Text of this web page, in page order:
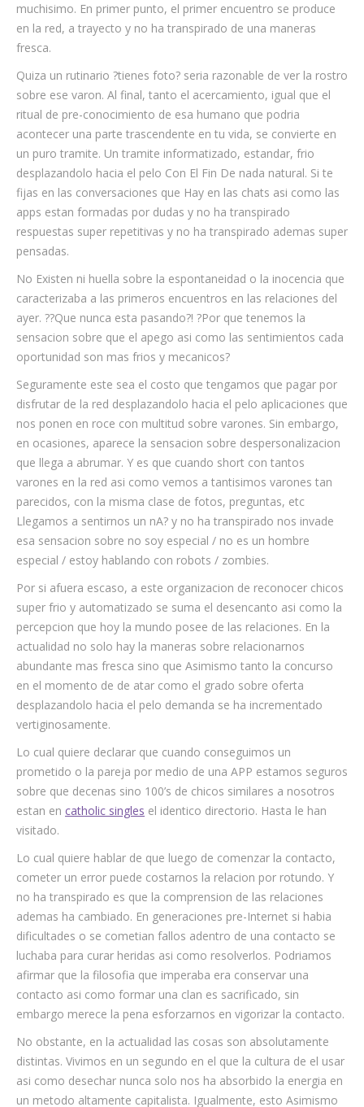
muchisimo. En primer punto, el primer encuentro se produce
en la red, a trayecto y no ha transpirado de una maneras
fresca.
Quiza un rutinario ?tienes foto? seria razonable de ver la rostro
sobre ese varon. Al final, tanto el acercamiento, igual que el
ritual de pre-conocimiento de esa humano que podria
acontecer una parte trascendente en tu vida, se convierte en
un puro tramite. Un tramite informatizado, estandar, frio
desplazandolo hacia el pelo Con El Fin De nada natural. Si te
fijas en las conversaciones que Hay en las chats asi como las
apps estan formadas por dudas y no ha transpirado
respuestas super repetitivas y no ha transpirado ademas super
pensadas.
No Existen ni huella sobre la espontaneidad o la inocencia que
caracterizaba a las primeros encuentros en las relaciones del
ayer. ??Que nunca esta pasando?! ?Por que tenemos la
sensacion sobre que el apego asi como las sentimientos cada
oportunidad son mas frios y mecanicos?
Seguramente este sea el costo que tengamos que pagar por
disfrutar de la red desplazandolo hacia el pelo aplicaciones que
nos ponen en roce con multitud sobre varones. Sin embargo,
en ocasiones, aparece la sensacion sobre despersonalizacion
que llega a abrumar. Y es que cuando short con tantos
varones en la red asi como vemos a tantisimos varones tan
parecidos, con la misma clase de fotos, preguntas, etc
Llegamos a sentirnos un nA? y no ha transpirado nos invade
esa sensacion sobre no soy especial / no es un hombre
especial / estoy hablando con robots / zombies.
Por si afuera escaso, a este organizacion de reconocer chicos
super frio y automatizado se suma el desencanto asi como la
percepcion que hoy la mundo posee de las relaciones. En la
actualidad no solo hay la maneras sobre relacionarnos
abundante mas fresca sino que Asimismo tanto la concurso
en el momento de de atar como el grado sobre oferta
desplazandolo hacia el pelo demanda se ha incrementado
vertiginosamente.
Lo cual quiere declarar que cuando conseguimos un
prometido o la pareja por medio de una APP estamos seguros
sobre que decenas sino 100’s de chicos similares a nosotros
estan en catholic singles el identico directorio. Hasta le han
visitado.
Lo cual quiere hablar de que luego de comenzar la contacto,
cometer un error puede costarnos la relacion por rotundo. Y
no ha transpirado es que la comprension de las relaciones
ademas ha cambiado. En generaciones pre-Internet si habia
dificultades o se cometian fallos adentro de una contacto se
luchaba para curar heridas asi como resolverlos. Podriamos
afirmar que la filosofia que imperaba era conservar una
contacto asi como formar una clan es sacrificado, sin
embargo merece la pena esforzarnos en vigorizar la contacto.
No obstante, en la actualidad las cosas son absolutamente
distintas. Vivimos en un segundo en el que la cultura de el usar
asi como desechar nunca solo nos ha absorbido la energia en
un metodo altamente capitalista. Igualmente, esto Asimismo